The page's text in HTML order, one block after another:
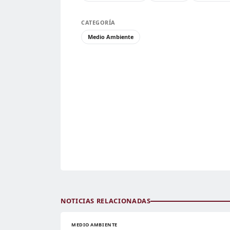
CATEGORÍA
Medio Ambiente
NOTICIAS RELACIONADAS
MEDIO AMBIENTE